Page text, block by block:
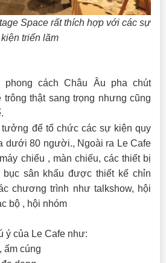
Space rất thích hợp với các sự
kiện triển lãm
cách Châu Âu pha chút
trông thật sang trọng nhưng cũng
để tổ chức các sự kiện quy
dưới 80 người., Ngoài ra Le Cafe
chiếu , màn chiếu, các thiết bị
sân khấu được thiết kế chỉn
chương trình như talkshow, hội
bộ , hội nhóm
ý của Le Cafe như:
ấm cúng